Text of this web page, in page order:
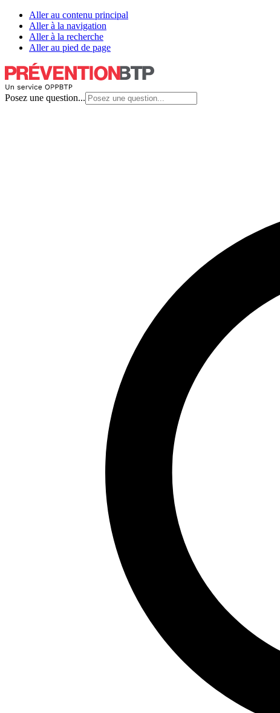
Aller au contenu principal
Aller à la navigation
Aller à la recherche
Aller au pied de page
Posez une question...